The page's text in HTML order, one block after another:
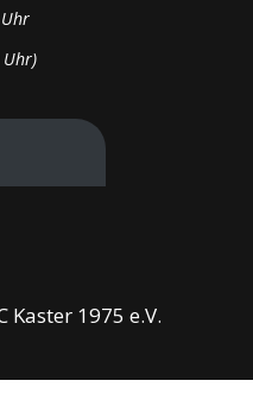
Uhr)
1975 e.V.